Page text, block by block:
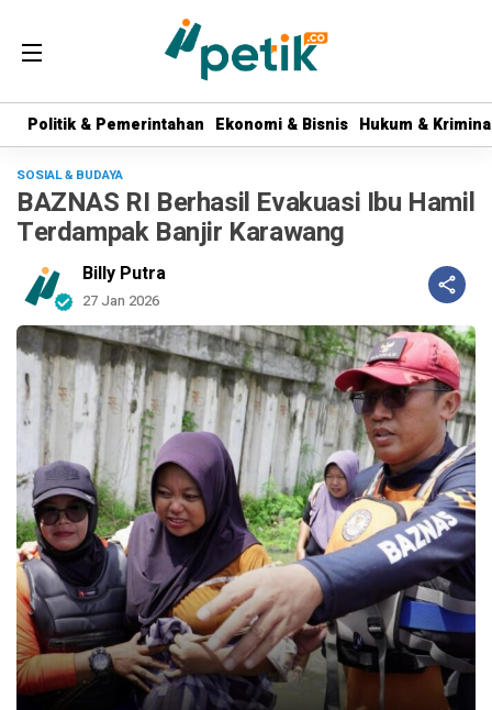
Politik & Pemerintahan Ekonomi & Bisnis Hukum &
Politik & Pemerintahan Ekonomi & Bisnis Hukum &
SOSIAL & BUDAYA
BAZNAS RI Berhasil Evakuasi Ibu Hamil
Terdampak Banjir Karawang
Billy Putra
27 Jan 2026